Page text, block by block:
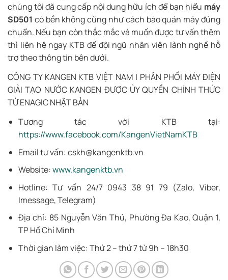
chúng tôi đã cung cấp nội dung hữu ích để bạn hiểu máy
SD501 có bền không cũng như cách bảo quản máy đúng
chuẩn. Nếu bạn còn thắc mắc và muốn được tư vấn thêm
thì liên hệ ngay KTB để đội ngũ nhân viên lành nghề hỗ
trợ theo thông tin bên dưới.
CÔNG TY KANGEN KTB VIỆT NAM | PHÂN PHỐI MÁY ĐIỆN
GIẢI TẠO NƯỚC KANGEN ĐƯỢC ỦY QUYỀN CHÍNH THỨC
TỪ ENAGIC NHẬT BẢN
Tương tác với KTB tại:
https://www.facebook.com/KangenVietNamKTB
Email tư vấn: cskh@kangenktb.vn
Website:www.kangenktb.vn
Hotline: Tư vấn 24/7 0943 38 91 79 (Zalo, Viber,
Imessage, Telegram)
Địa chỉ: 85 Nguyễn Văn Thủ, Phường Đa Kao, Quận 1,
TP Hồ Chí Minh
Thời gian làm việc: Thứ 2 – thứ 7 từ 9h – 18h30